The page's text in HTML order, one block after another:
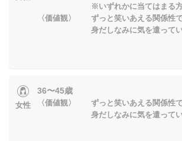
※いずれかに当てはまる
〈価値観〉 ずっと笑いあえる関係性
身だしなみに気を遣ってい
女性
36〜45歳
〈価値観〉 ずっと笑いあえる関係性
身だしなみに気を遣ってい